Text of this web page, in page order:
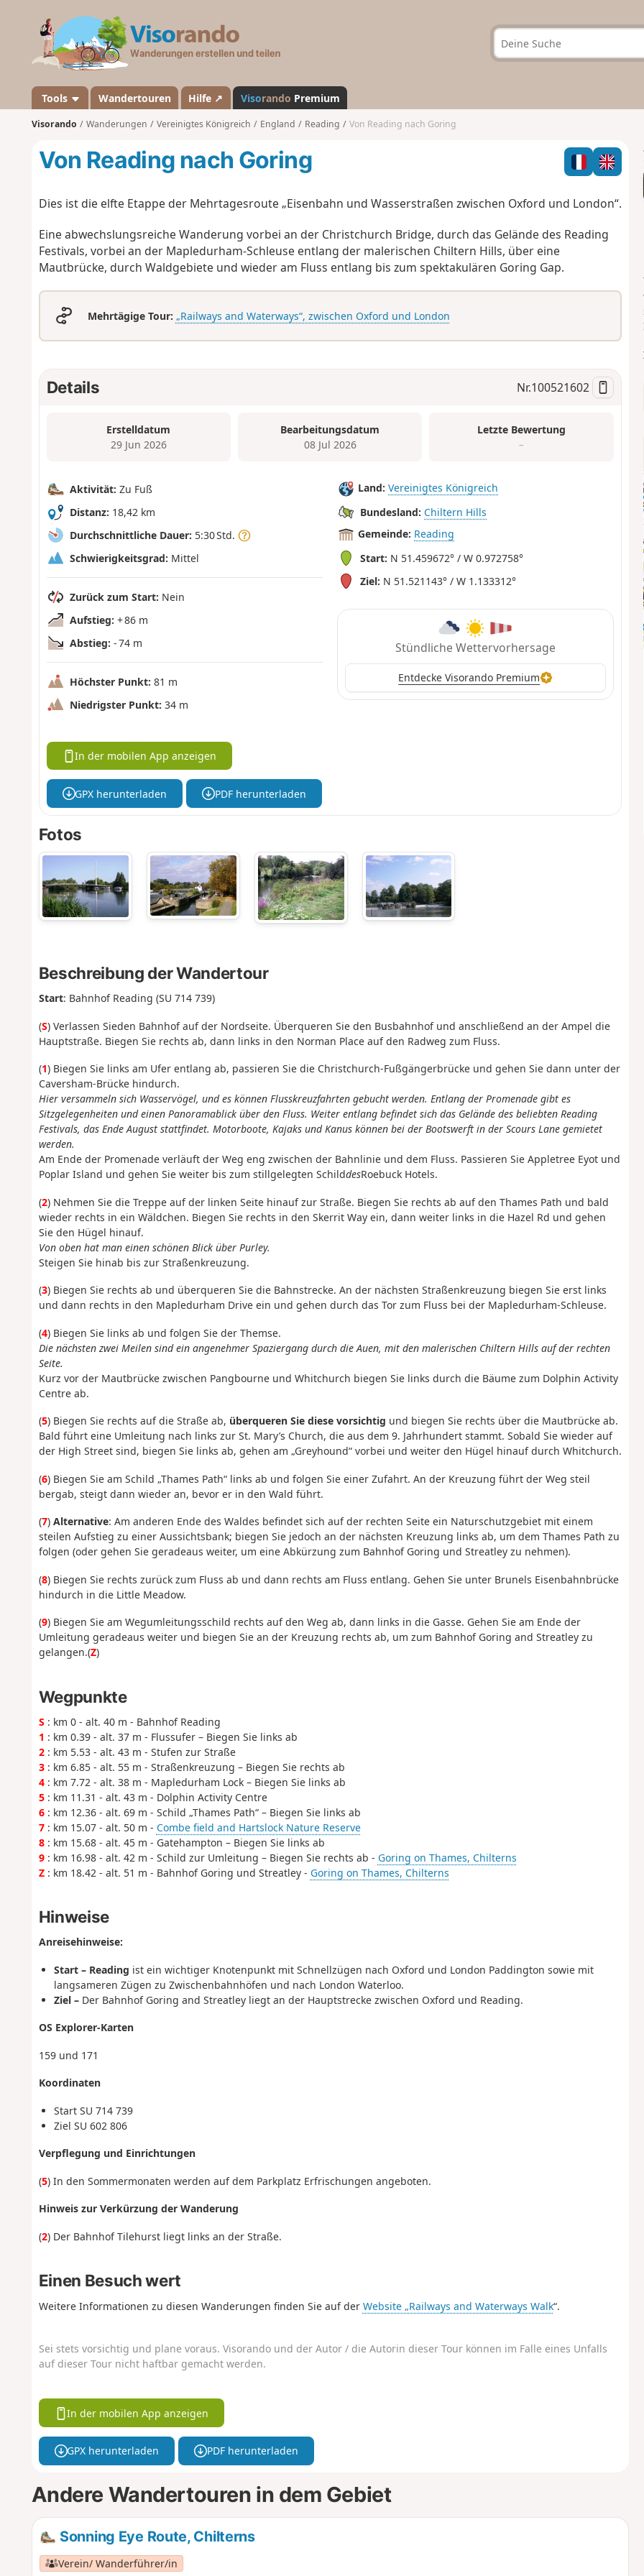
a
n
d
Tools Wandertouren Hilfe ↗ Visorando Premium
Visorando Wanderungen Vereinigtes Königreich England Reading Von Reading nach Goring
Von Reading nach Goring
Dies ist die elfte Etappe der Mehrtagesroute „Eisenbahn und Wasserstraßen zwischen Oxford und London“.
Eine abwechslungsreiche Wanderung vorbei an der Christchurch Bridge, durch das Gelände des Reading
Festivals, vorbei an der Mapledurham-Schleuse entlang der malerischen Chiltern Hills, über eine
Mautbrücke, durch Waldgebiete und wieder am Fluss entlang bis zum spektakulären Goring Gap.
Mehrtägige Tour: „Railways and Waterways“, zwischen Oxford und London
Details Nr.100521602
Erstelldatum
29 Jun 2026
Bearbeitungsdatum
08 Jul 2026
Letzte Bewertung
–
Aktivität: Zu Fuß
Distanz: 18,42 km
Durchschnittliche Dauer: 5:30 Std.
Schwierigkeitsgrad: Mittel
Zurück zum Start: Nein
Aufstieg: + 86 m
Abstieg: - 74 m
Höchster Punkt: 81 m
Niedrigster Punkt: 34 m
Land: Vereinigtes Königreich
Bundesland: Chiltern Hills
Gemeinde: Reading
Start: N 51.459672° / W 0.972758°
Ziel: N 51.521143° / W 1.133312°
Stündliche Wettervorhersage
Entdecke Visorando Premium
In der mobilen App anzeigen
GPX herunterladen PDF herunterladen
Fotos
Beschreibung der Wandertour
Start: Bahnhof Reading (SU 714 739)
(S) Verlassen Sieden Bahnhof auf der Nordseite. Überqueren Sie den Busbahnhof und anschließend an der Ampel die
Hauptstraße. Biegen Sie rechts ab, dann links in den Norman Place auf den Radweg zum Fluss.
(1) Biegen Sie links am Ufer entlang ab, passieren Sie die Christchurch-Fußgängerbrücke und gehen Sie dann unter der
Caversham-Brücke hindurch.
Hier versammeln sich Wasservögel, und es können Flusskreuzfahrten gebucht werden. Entlang der Promenade gibt es
Sitzgelegenheiten und einen Panoramablick über den Fluss. Weiter entlang befindet sich das Gelände des beliebten Reading
Festivals, das Ende August stattfindet. Motorboote, Kajaks und Kanus können bei der Bootswerft in der Scours Lane gemietet
werden.
Am Ende der Promenade verläuft der Weg eng zwischen der Bahnlinie und dem Fluss. Passieren Sie Appletree Eyot und
Poplar Island und gehen Sie weiter bis zum stillgelegten SchilddesRoebuck Hotels.
(2) Nehmen Sie die Treppe auf der linken Seite hinauf zur Straße. Biegen Sie rechts ab auf den Thames Path und bald
wieder rechts in ein Wäldchen. Biegen Sie rechts in den Skerrit Way ein, dann weiter links in die Hazel Rd und gehen
Sie den Hügel hinauf.
Von oben hat man einen schönen Blick über Purley.
Steigen Sie hinab bis zur Straßenkreuzung.
(3) Biegen Sie rechts ab und überqueren Sie die Bahnstrecke. An der nächsten Straßenkreuzung biegen Sie erst links
und dann rechts in den Mapledurham Drive ein und gehen durch das Tor zum Fluss bei der Mapledurham-Schleuse.
(4) Biegen Sie links ab und folgen Sie der Themse.
Die nächsten zwei Meilen sind ein angenehmer Spaziergang durch die Auen, mit den malerischen Chiltern Hills auf der rechten
Seite.
Kurz vor der Mautbrücke zwischen Pangbourne und Whitchurch biegen Sie links durch die Bäume zum Dolphin Activity
Centre ab.
(5) Biegen Sie rechts auf die Straße ab, überqueren Sie diese vorsichtig und biegen Sie rechts über die Mautbrücke ab.
Bald führt eine Umleitung nach links zur St. Mary’s Church, die aus dem 9. Jahrhundert stammt. Sobald Sie wieder auf
der High Street sind, biegen Sie links ab, gehen am „Greyhound“ vorbei und weiter den Hügel hinauf durch Whitchurch.
(6) Biegen Sie am Schild „Thames Path“ links ab und folgen Sie einer Zufahrt. An der Kreuzung führt der Weg steil
bergab, steigt dann wieder an, bevor er in den Wald führt.
(7) Alternative: Am anderen Ende des Waldes befindet sich auf der rechten Seite ein Naturschutzgebiet mit einem
steilen Aufstieg zu einer Aussichtsbank; biegen Sie jedoch an der nächsten Kreuzung links ab, um dem Thames Path zu
folgen (oder gehen Sie geradeaus weiter, um eine Abkürzung zum Bahnhof Goring und Streatley zu nehmen).
(8) Biegen Sie rechts zurück zum Fluss ab und dann rechts am Fluss entlang. Gehen Sie unter Brunels Eisenbahnbrücke
hindurch in die Little Meadow.
(9) Biegen Sie am Wegumleitungsschild rechts auf den Weg ab, dann links in die Gasse. Gehen Sie am Ende der
Umleitung geradeaus weiter und biegen Sie an der Kreuzung rechts ab, um zum Bahnhof Goring and Streatley zu
gelangen.(Z)
Wegpunkte
S : km 0 - alt. 40 m - Bahnhof Reading
1 : km 0.39 - alt. 37 m - Flussufer – Biegen Sie links ab
2: km 5.53 - alt. 43 m - Stufen zur Straße
3: km 6.85 - alt. 55 m - Straßenkreuzung – Biegen Sie rechts ab
4: km 7.72 - alt. 38 m - Mapledurham Lock – Biegen Sie links ab
5: km 11.31 - alt. 43 m - Dolphin Activity Centre
6: km 12.36 - alt. 69 m - Schild „Thames Path“ – Biegen Sie links ab
7: km 15.07 - alt. 50 m - Combe field and Hartslock Nature Reserve
8: km 15.68 - alt. 45 m - Gatehampton – Biegen Sie links ab
9: km 16.98 - alt. 42 m - Schild zur Umleitung – Biegen Sie rechts ab - Goring on Thames, Chilterns
Z: km 18.42 - alt. 51 m - Bahnhof Goring und Streatley - Goring on Thames, Chilterns
Hinweise
Anreisehinweise:
Start – Reading ist ein wichtiger Knotenpunkt mit Schnellzügen nach Oxford und London Paddington sowie mit
langsameren Zügen zu Zwischenbahnhöfen und nach London Waterloo.
Ziel –Der Bahnhof Goring and Streatley liegt an der Hauptstrecke zwischen Oxford und Reading.
OS Explorer-Karten
159 und 171
Koordinaten
StartSU 714 739
Ziel SU 602 806
Verpflegung und Einrichtungen
(5) In den Sommermonaten werden auf dem Parkplatz Erfrischungen angeboten.
Hinweis zur Verkürzung der Wanderung
(2) Der Bahnhof Tilehurst liegt links an der Straße.
Einen Besuch wert
Weitere Informationen zu diesen Wanderungen finden Sie auf der Website „Railways and Waterways Walk“.
Sei stets vorsichtig und plane voraus. Visorando und der Autor / die Autorin dieser Tour können im Falle eines Unfalls
auf dieser Tour nicht haftbar gemacht werden.
In der mobilen App anzeigen
GPX herunterladen PDF herunterladen
Andere Wandertouren in dem Gebiet
Sonning Eye Route, Chilterns
Verein/ Wanderführer/in